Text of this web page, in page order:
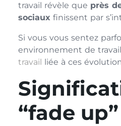
travail révèle que près
sociaux finissent par
Si vous vous sentez
environnement de
travail
liée à ces
“fade up”